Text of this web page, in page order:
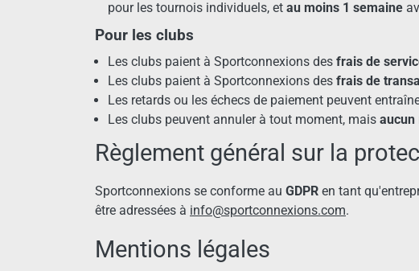
pour les tournois individuels, et au moins 1 semaine
Pour les clubs
Les clubs paient à Sportconnexions des frais de
Les clubs paient à Sportconnexions des frais de
Les retards ou les échecs de paiement peuvent
Les clubs peuvent annuler à tout moment, mais aucun
Règlement général sur la
Sportconnexions se conforme au GDPR en tant
être adressées à info@sportconnexions.com.
Mentions légales